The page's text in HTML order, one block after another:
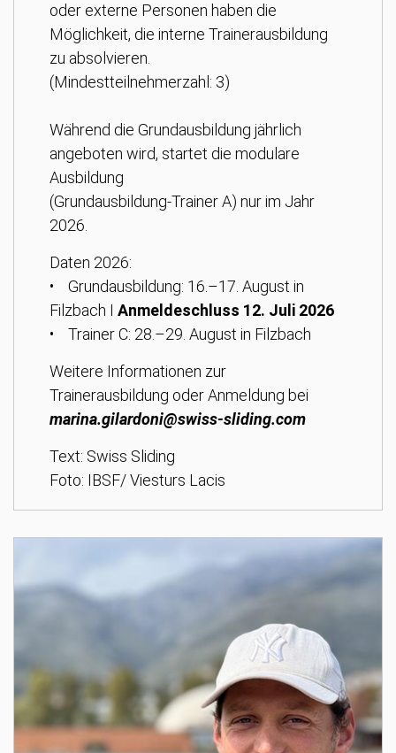
oder externe Personen haben die
Möglichkeit, die interne Trainerausbildung
zu absolvieren.
(Mindestteilnehmerzahl: 3)
Während die Grundausbildung jährlich
angeboten wird, startet die modulare
Ausbildung
(Grundausbildung-Trainer A) nur im Jahr
2026.
Daten 2026:
• Grundausbildung: 16.–17. August in
Filzbach I Anmeldeschluss 12. Juli 2026
• Trainer C: 28.–29. August in Filzbach
Weitere Informationen zur
Trainerausbildung oder Anmeldung bei
marina.gilardoni@swiss-sliding.com
Text: Swiss Sliding
Foto: IBSF/ Viesturs Lacis